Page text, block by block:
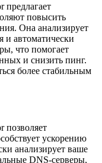
предлагает
повысить
Она анализирует
и автоматически
что помогает
и снизить пинг.
более стабильным
позволяет
ускорению
анализирует ваше
DNS-серверы,